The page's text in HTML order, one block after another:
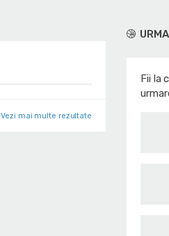
Vezi mai multe rezultate
Fii la